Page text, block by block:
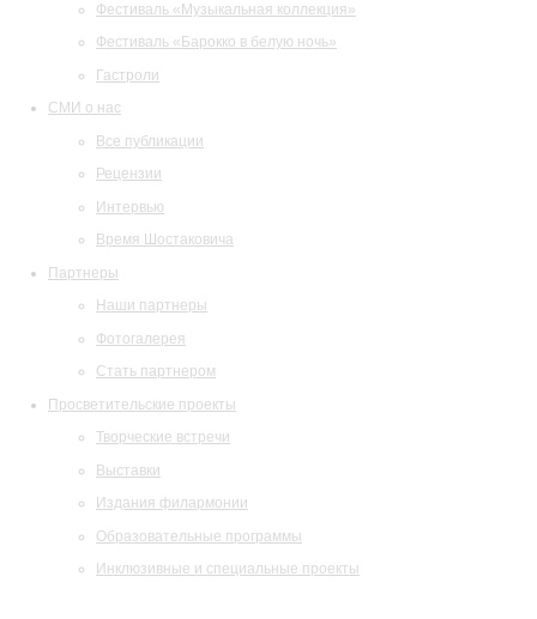
Фестиваль «Музыкальная коллекция»
Фестиваль «Барокко в белую ночь»
Гастроли
СМИ о нас
Все публикации
Рецензии
Интервью
Время Шостаковича
Партнеры
Наши партнеры
Фотогалерея
Стать партнером
Просветительские проекты
Творческие встречи
Выставки
Издания филармонии
Образовательные программы
Инклюзивные и специальные проекты